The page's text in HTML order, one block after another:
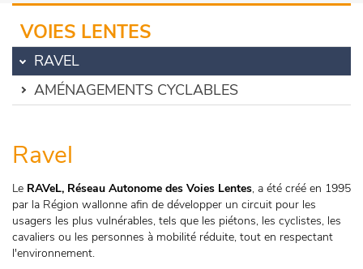
VOIES LENTES
RAVEL
AMÉNAGEMENTS CYCLABLES
Ravel
Le RAVeL, Réseau Autonome des Voies Lentes, a été créé en 1995
par la Région wallonne afin de développer un circuit pour les
usagers les plus vulnérables, tels que les piétons, les cyclistes, les
cavaliers ou les personnes à mobilité réduite, tout en respectant
l'environnement.